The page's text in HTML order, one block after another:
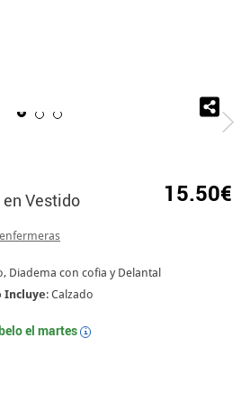
Disfraz de Enfermera en Vestido
Vestido 15.50€
Diadema con cofia y Delantal
Incluye: Calzado
el martes i